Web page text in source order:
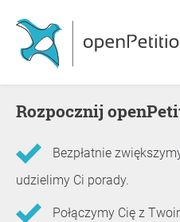
Rozpocznij
Bezpłatnie
udzielimy Ci porady.
Połączymy Cię z